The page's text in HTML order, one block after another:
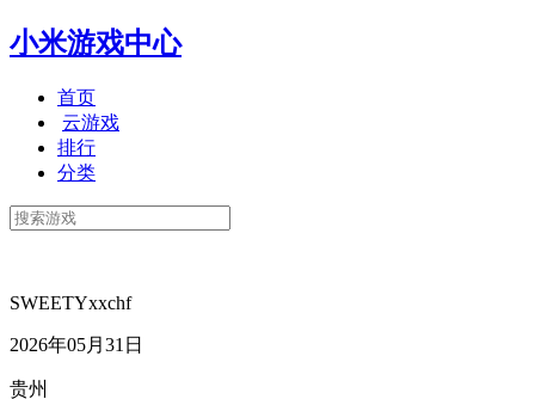
小米游戏中心
首页
云游戏
排行
分类
SWEETYxxchf
2026年05月31日
贵州